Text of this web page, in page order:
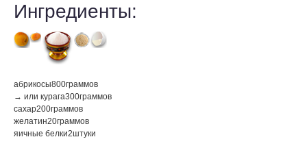
Ингредиенты:
абрикосы800граммов
→ или курага300граммов
сахар200граммов
желатин20граммов
яичные белки2штуки